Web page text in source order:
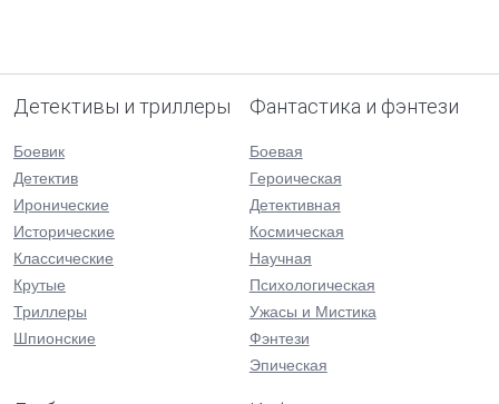
Детективы и триллеры
Боевик
Детектив
Иронические
Исторические
Классические
Крутые
Триллеры
Шпионские
Фантастика и фэнтези
Боевая
Героическая
Детективная
Космическая
Научная
Психологическая
Ужасы и Мистика
Фэнтези
Эпическая